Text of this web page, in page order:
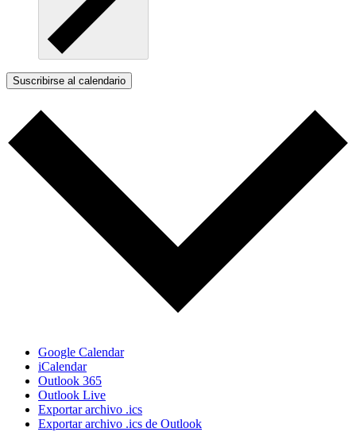
Suscribirse al calendario
Google Calendar
iCalendar
Outlook 365
Outlook Live
Exportar archivo .ics
Exportar archivo .ics de Outlook